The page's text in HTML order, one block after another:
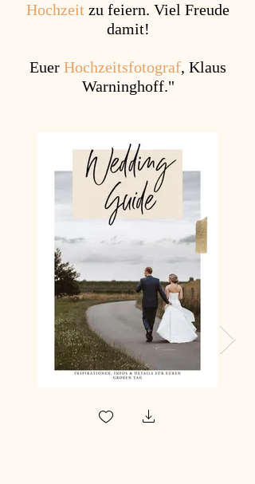
Hochzeit zu feiern. Viel Freude
damit!
Euer Hochzeitsfotograf, Klaus
Warninghoff."